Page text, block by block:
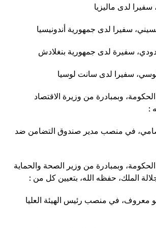
لدى ماليزيا
سفيرا لدى جمهورية أندونيسيا
سفيرة لدى جمهورية بنغلادش
سفيرا لدى سانت لوسيا
وبمبادرة من وزيرة الاقتصاد
:
في منصب مدير صندوق التضامن ضد
وبمبادرة من وزير الصحة والحماية
الملك، حفظه الله، بتعيين كل من :
معروف، في منصب رئيس الهيئة العليا